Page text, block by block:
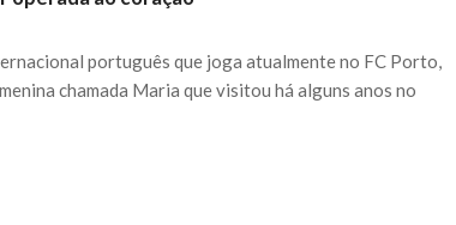
comigo?”
27 JANEIRO, 2026
“É um atentado…”
a Flávio Furtado...
fogo à estátua de Cristiano R...
português que joga atualmente no FC Porto,
chamada Maria que visitou há alguns anos no